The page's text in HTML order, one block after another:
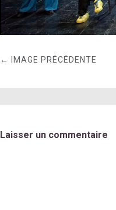
← IMAGE PRÉCÉDENTE
Laisser un commentaire